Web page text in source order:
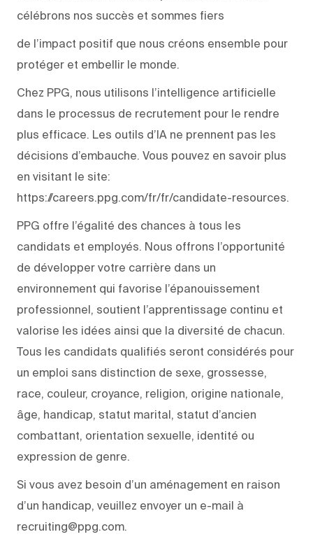
célébrons nos succès et sommes fiers
de l’impact positif que nous créons ensemble pour
protéger et embellir le monde.
Chez PPG, nous utilisons l’intelligence artificielle
dans le processus de recrutement pour le rendre
plus efficace. Les outils d’IA ne prennent pas les
décisions d’embauche. Vous pouvez en savoir plus
en visitant le site:
https://careers.ppg.com/fr/fr/candidate-resources.
PPG offre l’égalité des chances à tous les
candidats et employés. Nous offrons l’opportunité
de développer votre carrière dans un
environnement qui favorise l’épanouissement
professionnel, soutient l’apprentissage continu et
valorise les idées ainsi que la diversité de chacun.
Tous les candidats qualifiés seront considérés pour
un emploi sans distinction de sexe, grossesse,
race, couleur, croyance, religion, origine nationale,
âge, handicap, statut marital, statut d’ancien
combattant, orientation sexuelle, identité ou
expression de genre.
Si vous avez besoin d’un aménagement en raison
d’un handicap, veuillez envoyer un e-mail à
recruiting@ppg.com.